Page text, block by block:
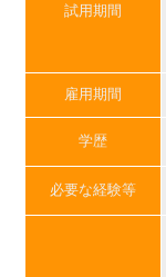
試用期間
雇用期間
学歴
必要な経験等